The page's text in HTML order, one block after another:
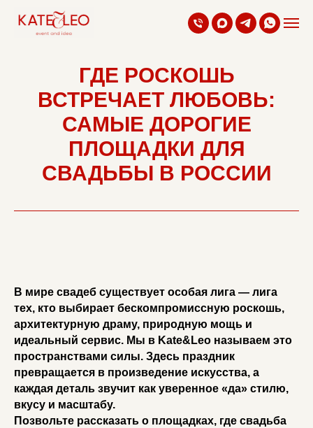
ГДЕ РОСКОШЬ
ВСТРЕЧАЕТ ЛЮБОВЬ:
САМЫЕ ДОРОГИЕ
ПЛОЩАДКИ ДЛЯ
СВАДЬБЫ В РОССИИ
В мире свадеб существует особая лига — лига
тех, кто выбирает бескомпромиссную роскошь,
архитектурную драму, природную мощь и
идеальный сервис. Мы в Kate&Leo называем это
пространствами силы. Здесь праздник
превращается в произведение искусства, а
каждая деталь звучит как уверенное «да» стилю,
вкусу и масштабу.
Позвольте рассказать о площадках, где свадьба